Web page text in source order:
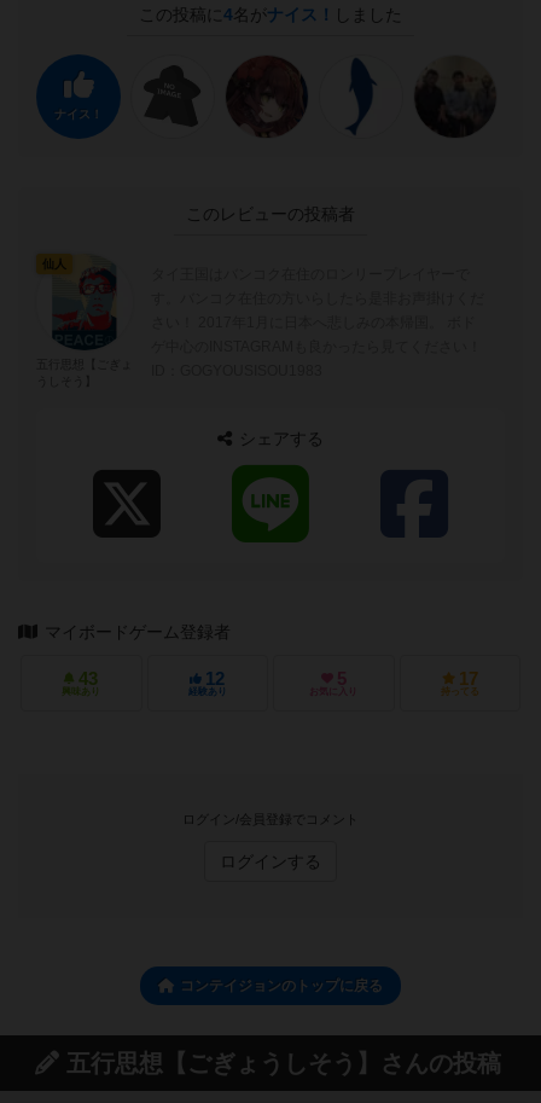
この投稿に 4名がナイス！ しました
ナイス！
このレビューの投稿者
仙人
シェアする
マイボードゲーム登録者
43
興味あり
12
経験あり
5
お気に入り
17
持ってる
ログイン/会員登録でコメント
ログインする
コンテイジョンのトップに戻る
五行思想【ごぎょうしそう】さんの投稿